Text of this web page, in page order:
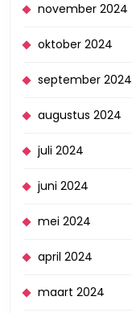
november 2024
oktober 2024
september 2024
augustus 2024
juli 2024
juni 2024
mei 2024
april 2024
maart 2024